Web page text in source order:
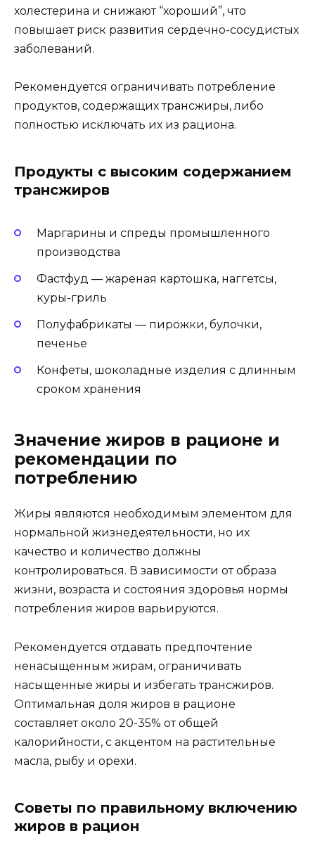
холестерина и снижают “хороший”, что
повышает риск развития сердечно-сосудистых
заболеваний.
Рекомендуется ограничивать потребление
продуктов, содержащих трансжиры, либо
полностью исключать их из рациона.
Продукты с высоким содержанием
трансжиров
Маргарины и спреды промышленного
производства
Фастфуд — жареная картошка, наггетсы,
куры-гриль
Полуфабрикаты — пирожки, булочки,
печенье
Конфеты, шоколадные изделия с длинным
сроком хранения
Значение жиров в рационе и
рекомендации по
потреблению
Жиры являются необходимым элементом для
нормальной жизнедеятельности, но их
качество и количество должны
контролироваться. В зависимости от образа
жизни, возраста и состояния здоровья нормы
потребления жиров варьируются.
Рекомендуется отдавать предпочтение
ненасыщенным жирам, ограничивать
насыщенные жиры и избегать трансжиров.
Оптимальная доля жиров в рационе
составляет около 20-35% от общей
калорийности, с акцентом на растительные
масла, рыбу и орехи.
Советы по правильному включению
жиров в рацион